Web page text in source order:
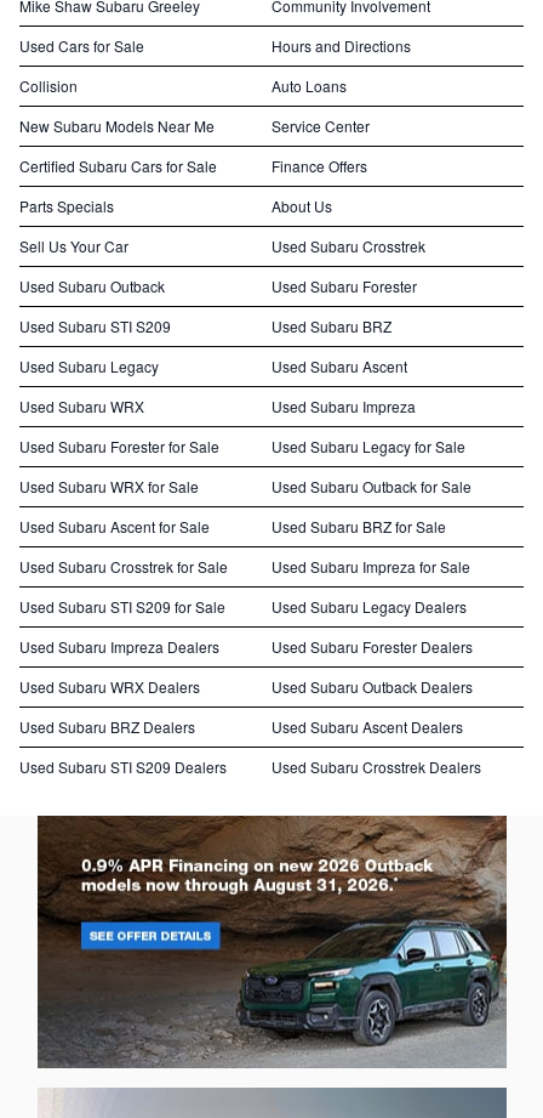
Mike Shaw Subaru Greeley
Community Involvement
Used Cars for Sale
Hours and Directions
Collision
Auto Loans
New Subaru Models Near Me
Service Center
Certified Subaru Cars for Sale
Finance Offers
Parts Specials
About Us
Sell Us Your Car
Used Subaru Crosstrek
Used Subaru Outback
Used Subaru Forester
Used Subaru STI S209
Used Subaru BRZ
Used Subaru Legacy
Used Subaru Ascent
Used Subaru WRX
Used Subaru Impreza
Used Subaru Forester for Sale
Used Subaru Legacy for Sale
Used Subaru WRX for Sale
Used Subaru Outback for Sale
Used Subaru Ascent for Sale
Used Subaru BRZ for Sale
Used Subaru Crosstrek for Sale
Used Subaru Impreza for Sale
Used Subaru STI S209 for Sale
Used Subaru Legacy Dealers
Used Subaru Impreza Dealers
Used Subaru Forester Dealers
Used Subaru WRX Dealers
Used Subaru Outback Dealers
Used Subaru BRZ Dealers
Used Subaru Ascent Dealers
Used Subaru STI S209 Dealers
Used Subaru Crosstrek Dealers